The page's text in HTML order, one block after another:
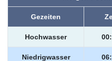
Gezeiten
Hochwasser
Niedrigwasser